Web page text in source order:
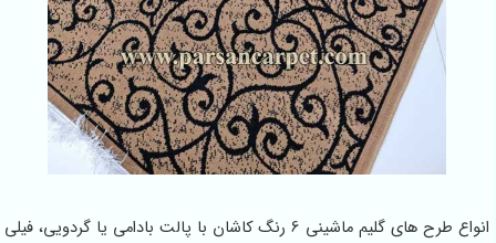
انواع طرح های گلیم ماشینی 6 رنگ کاشان با پالت بادامی یا گردویی، فیلی